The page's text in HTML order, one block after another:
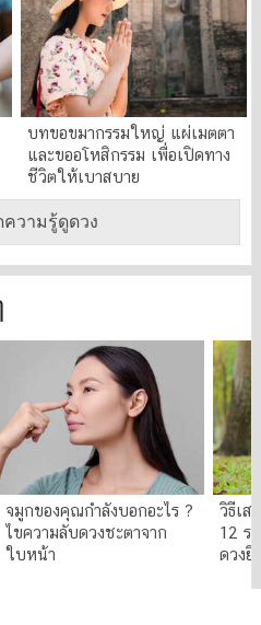
บทขอขมากรรมใหญ่ แผ่เมตตา
และขออโหสิกรรม เพื่อเปิดทาง
ชีวิตให้เบาสบาย
ความรู้ดูดวง
จมูกของคุณกำลังบอกอะไร ?
ไขความลับดวงชะตาจาก
ใบหน้า
วิธีเส
12 ร
ดวงยิ่